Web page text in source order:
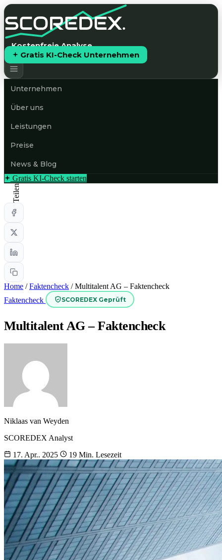
Kostenfreie Analyse
Gratis KI-Check Unternehmen
Unternehmen
Über uns
Leistungen
Preise
News & Blog
Gratis KI-Check starten
Teilen
Home / Faktencheck / Multitalent AG – Faktencheck
Faktencheck
SCOREDEX Geprüft
Multitalent AG – Faktencheck
Niklaas van Weyden
SCOREDEX Analyst
17. Apr.. 2025
19 Min. Lesezeit